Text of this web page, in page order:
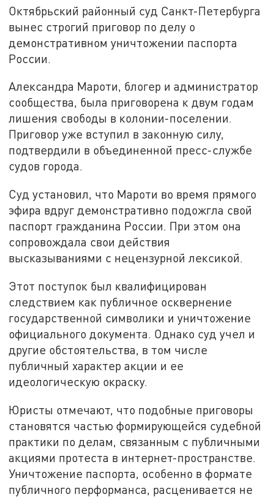
Октябрьский районный суд Санкт-Петербурга
вынес строгий приговор по делу о
демонстративном уничтожении паспорта
России.
Александра Мароти, блогер и администратор
сообщества, была приговорена к двум годам
лишения свободы в колонии-поселении.
Приговор уже вступил в законную силу,
подтвердили в объединенной пресс-службе
судов города.
Суд установил, что Мароти во время прямого
эфира вдруг демонстративно подожгла свой
паспорт гражданина России. При этом она
сопровождала свои действия
высказываниями с нецензурной лексикой.
Этот поступок был квалифицирован
следствием как публичное осквернение
государственной символики и уничтожение
официального документа. Однако суд учел и
другие обстоятельства, в том числе
публичный характер акции и ее
идеологическую окраску.
Юристы отмечают, что подобные приговоры
становятся частью формирующейся судебной
практики по делам, связанным с публичными
акциями протеста в интернет-пространстве.
Уничтожение паспорта, особенно в формате
публичного перформанса, расценивается не